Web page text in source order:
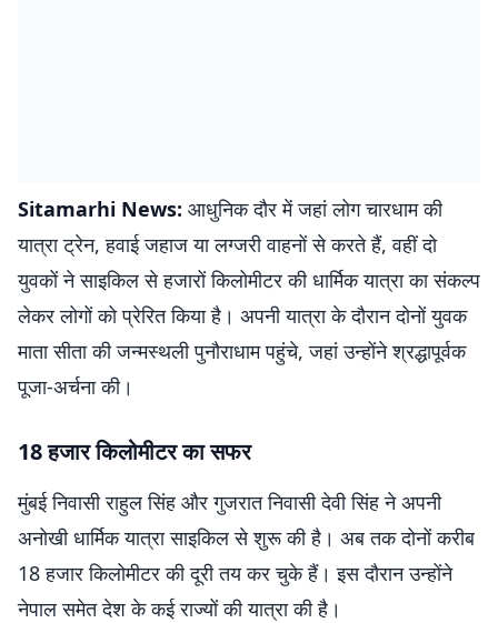
Sitamarhi News: आधुनिक दौर में जहां लोग चारधाम की
यात्रा ट्रेन, हवाई जहाज या लग्जरी वाहनों से करते हैं, वहीं दो
युवकों ने साइकिल से हजारों किलोमीटर की धार्मिक यात्रा का संकल्प
लेकर लोगों को प्रेरित किया है। अपनी यात्रा के दौरान दोनों युवक
माता सीता की जन्मस्थली पुनौराधाम पहुंचे, जहां उन्होंने श्रद्धापूर्वक
पूजा-अर्चना की।
18 हजार किलोमीटर का सफर
मुंबई निवासी राहुल सिंह और गुजरात निवासी देवी सिंह ने अपनी
अनोखी धार्मिक यात्रा साइकिल से शुरू की है। अब तक दोनों करीब
18 हजार किलोमीटर की दूरी तय कर चुके हैं। इस दौरान उन्होंने
नेपाल समेत देश के कई राज्यों की यात्रा की है।